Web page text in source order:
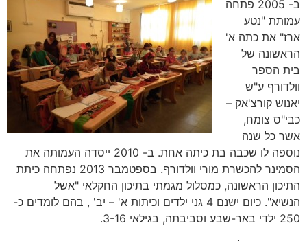
ב- 2005 פתחה
עמותת "נטע
ארז" את כתה א'
הראשונה של
בית הספר
וולדורף ע"ש
יאנוש קורצ'אק –
כבי"ס צומח,
אשר כל שנה
נוספה לו שכבה בת כיתה אחת. ב- 2010 ייסדה העמותה את
הסמינר להכשרת מורי וולדורף. בספטמבר 2013 נפתחה כיתת
התיכון הראשונה, כמסלול מגמתי בתיכון החקלאי "אשל
הנשיא". כיום ישנם 4 גני ילדים וכיתות א' – יב' , בהם לומדים כ-
250 ילדי באר-שבע וסביבתה, בגילאי 3-16.